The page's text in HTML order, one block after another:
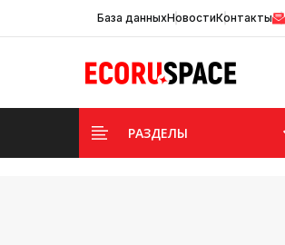
База данныхНовостиКонтакты
РАЗДЕЛЫ